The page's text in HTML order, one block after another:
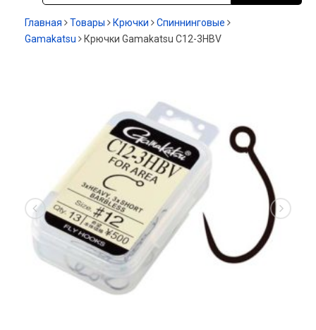
Главная Товары Крючки
Спиннинговые
Gamakatsu
Крючки Gamakatsu C12-3HBV